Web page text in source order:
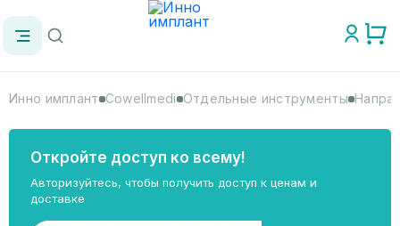
Инно имплант Cowellmedi Отдельные инструменты
Откройте доступ ко всему!
Авторизуйтесь, чтобы получить доступ к ценам и
доставке